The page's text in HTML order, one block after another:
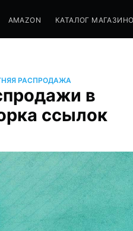
AMAZON КАТАЛОГ
РАСПРОДАЖА
в
ссылок